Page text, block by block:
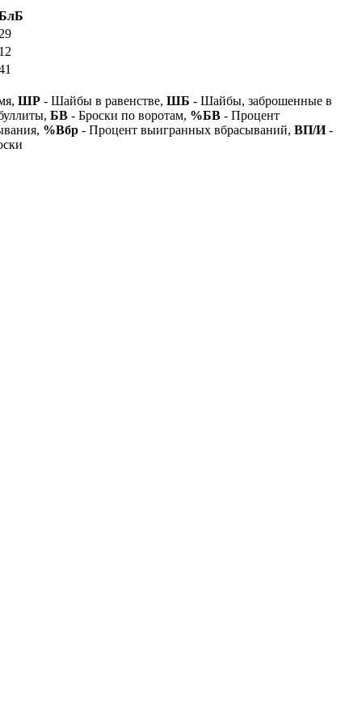
29
12
ШР - Шайбы в равенстве, ШБ - Шайбы, заброшенные в
БВ - Броски по воротам, %БВ - Процент
%Вбр - Процент выигранных вбрасываний, ВП/И-